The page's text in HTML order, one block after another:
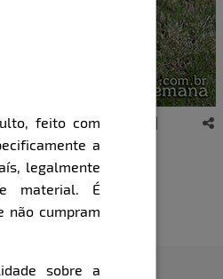
feito com
a
legalmente
material. É
não cumpram
sobre a